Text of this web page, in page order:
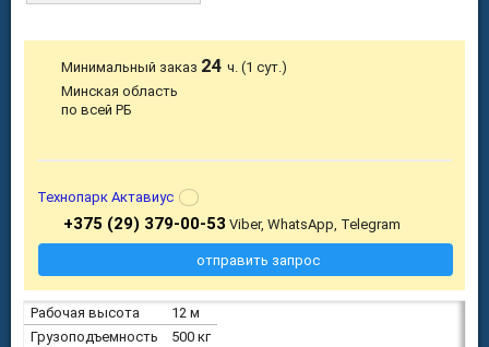
Рабочая высота
12 м
Грузоподъемность
500 кг
Минимальный заказ 24ч. (1 сут.)
Минская область
по всей РБ
Технопарк Актавиус
+375 (29) 379-00-53 Viber, WhatsApp, Telegram
отправить запрос